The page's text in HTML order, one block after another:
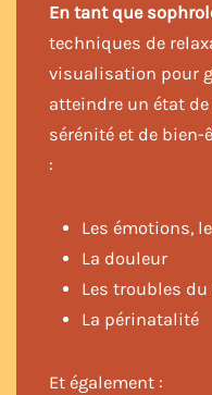
En tant que
techniques de
visualisation pour
atteindre un état
sérénité et de bien-
:
Les émotions,
La douleur
Les troubles
La périnatalité
Et également :